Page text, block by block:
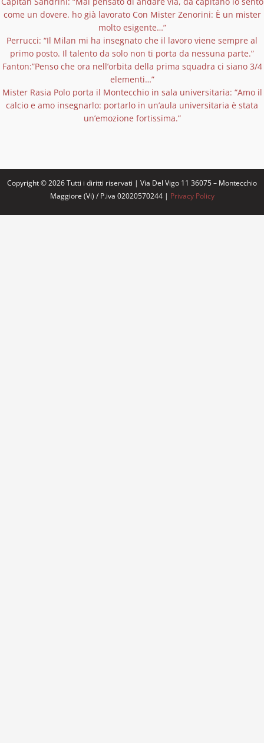
come un dovere. ho già lavorato Con Mister Zenorini: È un mister
molto esigente…”
Perrucci: “Il Milan mi ha insegnato che il lavoro viene sempre al
primo posto. Il talento da solo non ti porta da nessuna parte.”
Fanton:”Penso che ora nell’orbita della prima squadra ci siano 3/4
elementi…”
Mister Rasia Polo porta il Montecchio in sala universitaria: “Amo il
calcio e amo insegnarlo: portarlo in un’aula universitaria è stata
un’emozione fortissima.”
Copyright © 2026 Tutti i diritti riservati | Via Del Vigo 11 36075 – Montecchio
Maggiore (Vi) / P.iva 02020570244 | Privacy Policy